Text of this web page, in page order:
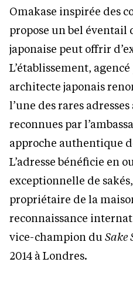
Omakase inspirée des
propose un bel éventail
japonaise peut offrir
L’établissement,
architecte japonais
l’une des rares
reconnues par
approche authentique
L’adresse bénéficie en
exceptionnelle de
propriétaire de la
reconnaissance
vice-champion duSake
2014 à Londres.